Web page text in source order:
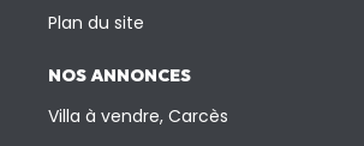
Plan du site
NOS ANNONCES
Villa à vendre, Carcès